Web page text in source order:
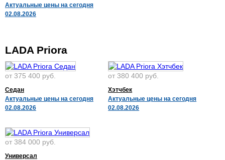
Актуальные цены на сегодня
02.08.2026
LADA Priora
от 375 400 руб.
Седан
Актуальные цены на сегодня
02.08.2026
от 380 400 руб.
Хэтчбек
Актуальные цены на сегодня
02.08.2026
от 384 000 руб.
Универсал